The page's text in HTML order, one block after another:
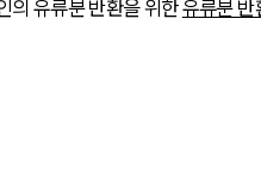
의 유류분 반환을 위한 유류분 반